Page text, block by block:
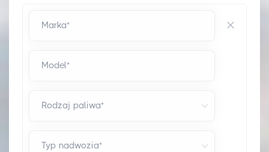
Marka*
Model*
Rodzaj paliwa*
Typ nadwozia*